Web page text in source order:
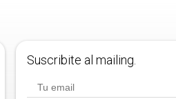
Suscribite al mailing.